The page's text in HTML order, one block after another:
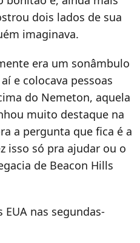
dois lados de sua
imaginava.
era um sonâmbulo
e colocava pessoas
do Nemeton, aquela
muito destaque na
a pergunta que fica é a
isso só pra ajudar ou o
de Beacon Hills
nas segundas-